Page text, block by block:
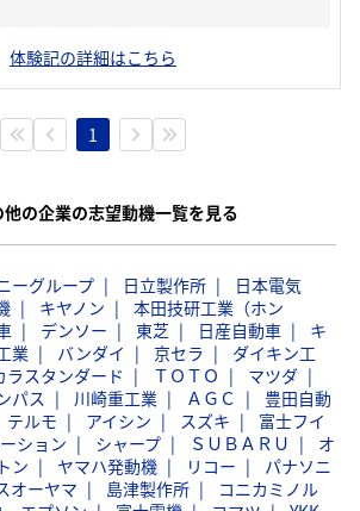
体験記の詳細はこちら
1
の企業の志望動機一覧を見る
ーグループ 日立製作所
日本電気
キヤノン
本田技研工業（ホン
デンソー 東芝 日産自動車
キ
業 バンダイ 京セラ
ダイキン工
ラスタンダード ＴＯＴＯ
マツダ
パス 川崎重工業 ＡＧＣ
豊田自動
テルモ アイシン スズキ
富士フイ
ション
シャープ ＳＵＢＡＲＵ
オ
ン ヤマハ発動機 リコー
パナソニ
オーヤマ 島津製作所
コニカミノル